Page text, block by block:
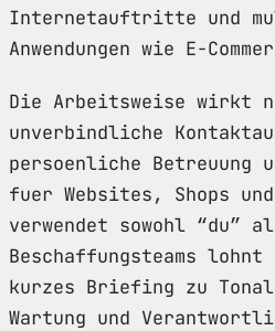
Internetauftritte und
Anwendungen wie E-
Die Arbeitsweise wirkt
unverbindliche
persoenliche Betreuung
fuer Websites, Shops
verwendet sowohl “du”
Beschaffungsteams
kurzes Briefing zu
Wartung und